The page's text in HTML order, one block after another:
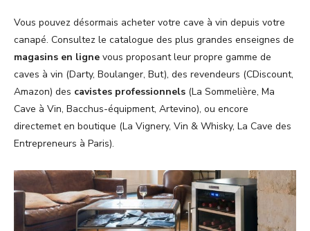
Vous pouvez désormais acheter votre cave à vin depuis votre
canapé. Consultez le catalogue des plus grandes enseignes de
magasins en ligne vous proposant leur propre gamme de
caves à vin (Darty, Boulanger, But), des revendeurs (CDiscount,
Amazon) des cavistes professionnels (La Sommelière, Ma
Cave à Vin, Bacchus-équipment, Artevino), ou encore
directemet en boutique (La Vignery, Vin & Whisky, La Cave des
Entrepreneurs à Paris).